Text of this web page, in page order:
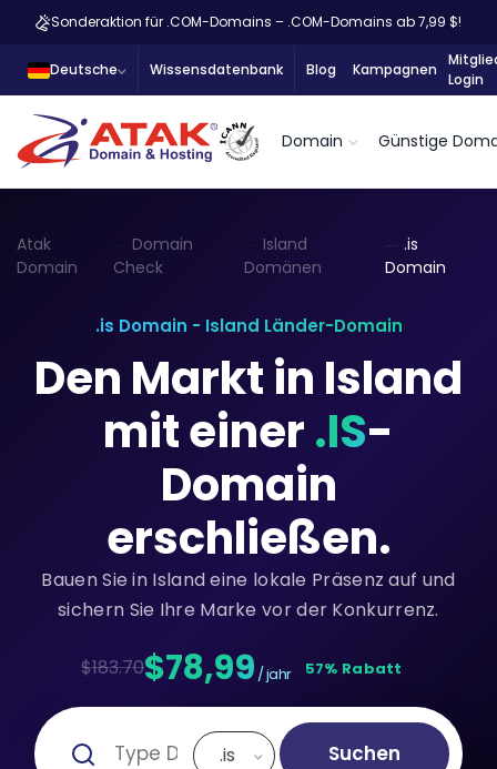
Sonderaktion für .COM-Domains – .COM-Domains ab 7,99 $!
Deutsche Wissensdatenbank Blog Kampagnen
Login
Domain Günstige
Atak
Domain
Domain
Check
Island
Domänen
.is
Domain
.is Domain - Island Länder-Domain
Den Markt in Island
mit einer.IS-
Domain
erschließen.
Bauen Sie in Island eine lokale Präsenz auf und
sichern Sie Ihre Marke vor der Konkurrenz.
$183.70$78,99 / jahr 57% Rabatt
.is Suchen